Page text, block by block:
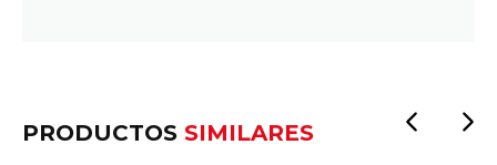
PRODUCTOS SIMILARES